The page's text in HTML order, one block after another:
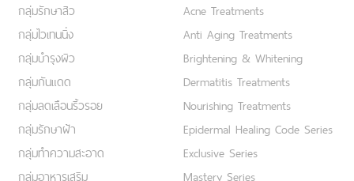
กลุ่มรักษาสิว
กลุ่มไวเทนนิ่ง
กลุ่มบำรุงผิว
กลุ่มกันแดด
กลุ่มลดเลือนริ้วรอย
กลุ่มรักษาฝ้า
กลุ่มทำความสะอาด
กลุ่มอาหารเสริม
Acne Treatments
Anti Aging Treatments
Brightening & Whitening
Dermatitis Treatments
Nourishing Treatments
Epidermal Healing Code Series
Exclusive Series
Mastery Series